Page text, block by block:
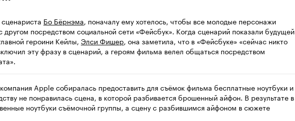
Бо Бёрнэма, поначалу ему хотелось, чтобы все молодые персонажи
посредством социальной сети «Фейсбук». Когда сценарий показали будущей
героини Кейлы, Элси Фишер, она заметила, что в «Фейсбуке» «сейчас никто
эту фразу в сценарий, а героям фильма велел общаться посредством
Apple собиралась предоставить для съёмок фильма бесплатные ноутбуки и
не понравилась сцена, в которой разбивается брошенный айфон. В результате в
ноутбуки съёмочной группы, а сцену с разбившимся айфоном в сюжете